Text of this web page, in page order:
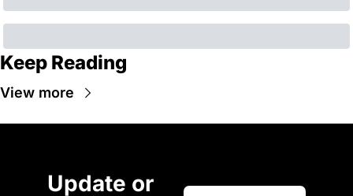
Keep Reading
View more
Update or